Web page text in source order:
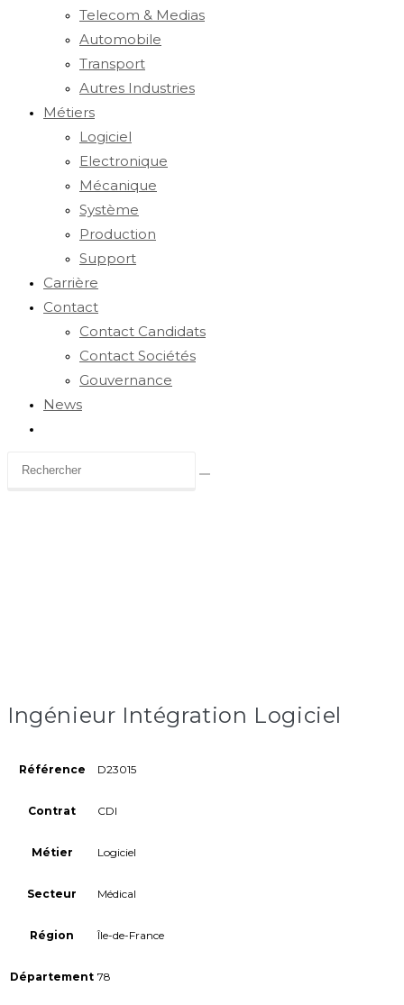
Telecom & Medias
Automobile
Transport
Autres Industries
Métiers
Logiciel
Electronique
Mécanique
Système
Production
Support
Carrière
Contact
Contact Candidats
Contact Sociétés
Gouvernance
News
search
Ingénieur Intégration Logiciel
Référence D23015
Contrat CDI
Métier Logiciel
Secteur Médical
Région Île-de-France
Département 78